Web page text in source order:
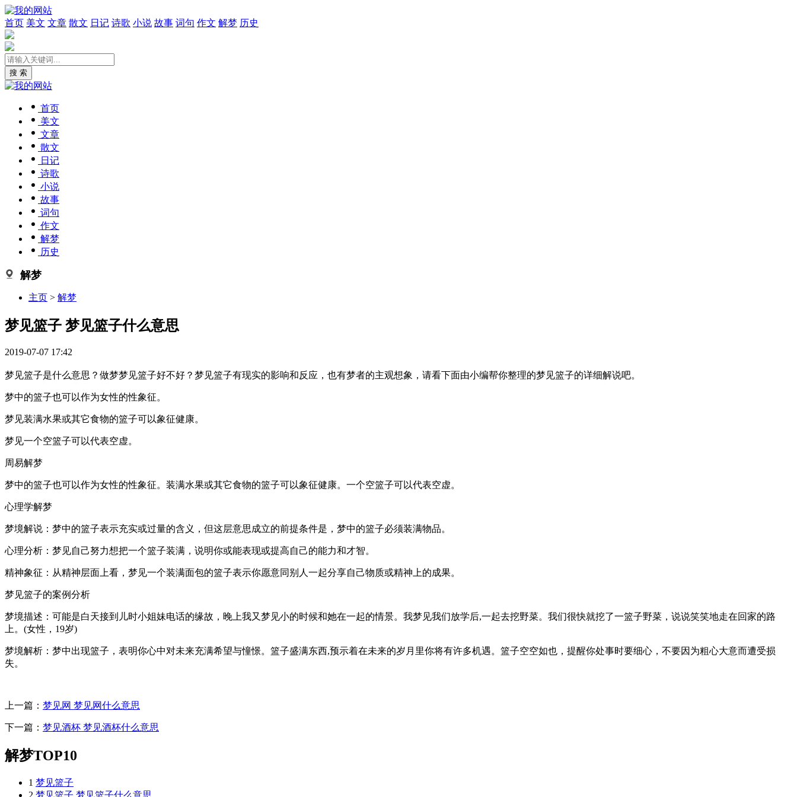
首页 美文 文章 散文 日记 诗歌 小说 故事 词句 作文 解梦 历史
搜 索
首页
美文
文章
散文
日记
诗歌
小说
故事
词句
作文
解梦
历史
解梦
主页 > 解梦
梦见篮子 梦见篮子什么意思
2019-07-07 17:42
梦见篮子是什么意思？做梦梦见篮子好不好？梦见篮子有现实的影响和反应，也有梦者的主观想象，请看下面由小编帮你整理的梦见篮子的详细解说吧。
梦中的篮子也可以作为女性的性象征。
梦见装满水果或其它食物的篮子可以象征健康。
梦见一个空篮子可以代表空虚。
周易解梦
梦中的篮子也可以作为女性的性象征。装满水果或其它食物的篮子可以象征健康。一个空篮子可以代表空虚。
心理学解梦
梦境解说：梦中的篮子表示充实或过量的含义，但这层意思成立的前提条件是，梦中的篮子必须装满物品。
心理分析：梦见自己努力想把一个篮子装满，说明你或能表现或提高自己的能力和才智。
精神象征：从精神层面上看，梦见一个装满面包的篮子表示你愿意同别人一起分享自己物质或精神上的成果。
梦见篮子的案例分析
梦境描述：可能是白天接到儿时小姐妹电话的缘故，晚上我又梦见小的时候和她在一起的情景。我梦见我们放学后,一起去挖野菜。我们很快就挖了一篮子野菜，说说笑笑地走在回家的路
上。(女性，19岁)
梦境解析：梦中出现篮子，表明你心中对未来充满希望与憧憬。篮子盛满东西,预示着在未来的岁月里你将有许多机遇。篮子空空如也，提醒你处事时要细心，不要因为粗心大意而遭受损
失。
上一篇： 梦见网 梦见网什么意思
下一篇： 梦见酒杯 梦见酒杯什么意思
解梦TOP10
1 梦见篮子
2 梦见篮子 梦见篮子什么意思